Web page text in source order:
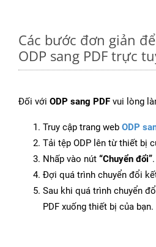
Các bước đơn giản
ODP sang PDF trực
Đối với ODP sang PDF vui lòng
Truy cập trang web ODP
Tải tệp ODP lên từ thiết bị
Nhấp vào nút “Chuyển đổi”.
Đợi quá trình chuyển đổi
Sau khi quá trình chuyển
PDF xuống thiết bị của bạn.